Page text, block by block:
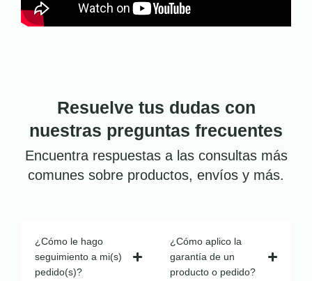
Resuelve tus dudas con
nuestras preguntas frecuentes
Encuentra respuestas a las consultas más
comunes sobre productos, envíos y más.
¿Cómo le hago
seguimiento a mi(s)
pedido(s)?
¿Cómo aplico la
garantía de un
producto o pedido?